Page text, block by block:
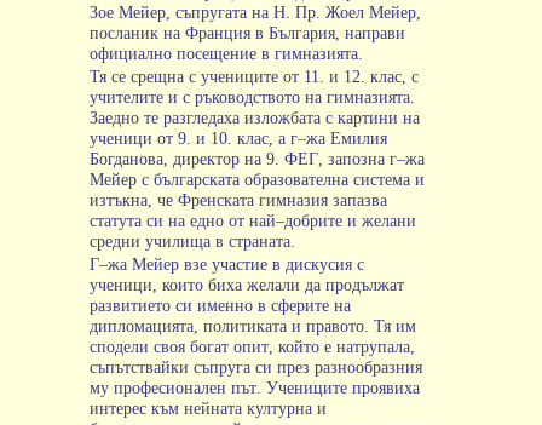
Зое Мейер съпругата на Н Пр Жоел Мейер
посланик на Франция в България направи
официално посещение в гимназията
Тя се срещна с учениците от 11. и 12. клас с
учителите и с ръководството на гимназията
Заедно те разгледаха изложбата с картини на
ученици от 9. и 10. клас а г–жа Емилия
Богданова директор на 9. ФЕГ запозна г–жа
Мейер с българската образователна система и
изтъкна че Френската гимназия запазва
статута си на едно от най–добрите и желани
средни училища в страната
Г–жа Мейер взе участие в дискусия с
ученици които биха желали да продължат
развитието си именно в сферите на
дипломацията политиката и правото Тя им
сподели своя богат опит който е натрупала
съпътствайки съпруга си през разнообразния
му професионален път Учениците проявиха
интерес към нейната културна и